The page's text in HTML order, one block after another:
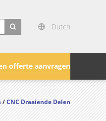
Dutch
offerte aanvragen
/CNC Draaiende Delen